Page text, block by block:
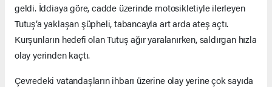
geldi. İddiaya göre, cadde üzerinde motosikletiyle ilerleyen
Tutuş’a yaklaşan şüpheli, tabancayla art arda ateş açtı.
Kurşunların hedefi olan Tutuş ağır yaralanırken, saldırgan hızla
olay yerinden kaçtı.
Çevredeki vatandaşların ihbarı üzerine olay yerine çok sayıda